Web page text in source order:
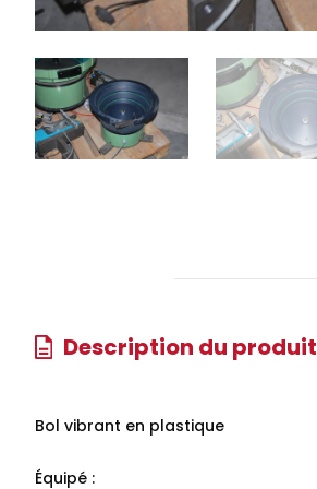
Description du produit
Bol vibrant en plastique
Équipé :